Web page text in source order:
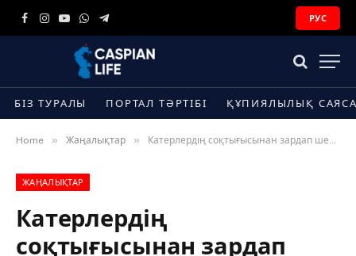
Facebook
Instagram
YouTube
WhatsApp
Telegram
РУС
БІЗ ТУРАЛЫ ПОРТАЛ ТӘРТІБІ ҚҰПИЯЛЫЛЫҚ
Home » Жаңалықтар » Катерлердің соқтығысынан зардап шеккендердің біреуі ауыр жағдайда
ЖАҢАЛЫҚТАР
Катерлердің
соқтығысынан зардап